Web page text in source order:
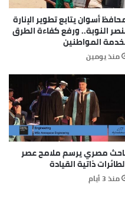
أسوان يتابع تطوير الإنارة
النوبة.. ورفع كفاءة الطرق
المواطنين
منذ يومين
مصري يرسم ملامح عصر
ذاتية القيادة
منذ 3 أيام